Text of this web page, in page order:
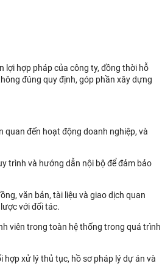
lợi hợp pháp của công ty, đồng thời hỗ
đúng quy định, góp phần xây dựng
quan đến hoạt động doanh nghiệp, và
trình và hướng dẫn nội bộ để đảm bảo
văn bản, tài liệu và giao dịch quan
với đối tác.
viên trong toàn hệ thống trong quá trình
xử lý thủ tục, hồ sơ pháp lý dự án và